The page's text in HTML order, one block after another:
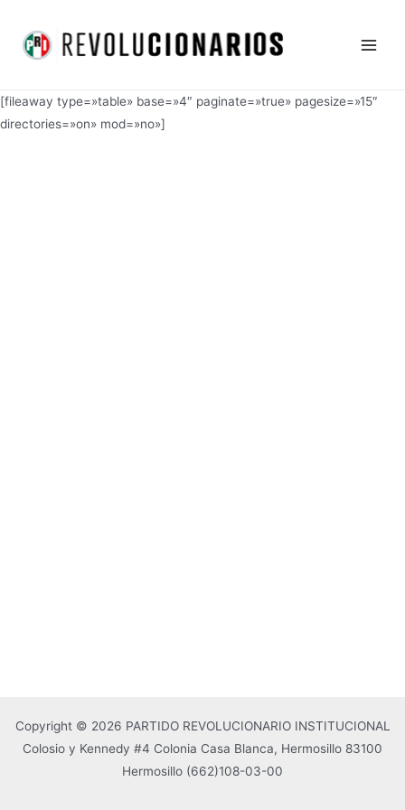
contenido
[fileaway type=»table» base=»4″ paginate=»true» pagesize=»15″
directories=»on» mod=»no»]
Copyright © 2026 PARTIDO REVOLUCIONARIO INSTITUCIONAL
Colosio y Kennedy #4 Colonia Casa Blanca, Hermosillo 83100
Hermosillo (662)108-03-00